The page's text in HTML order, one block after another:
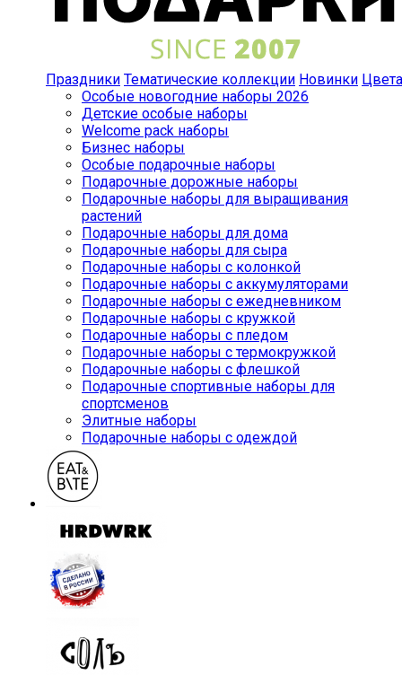
Праздники Тематические коллекции Новинки Цвета
Особые новогодние наборы 2026
Детские особые наборы
Welcome pack наборы
Бизнес наборы
Особые подарочные наборы
Подарочные дорожные наборы
Подарочные наборы для выращивания
растений
Подарочные наборы для дома
Подарочные наборы для сыра
Подарочные наборы с колонкой
Подарочные наборы с аккумуляторами
Подарочные наборы с ежедневником
Подарочные наборы с кружкой
Подарочные наборы с пледом
Подарочные наборы с термокружкой
Подарочные наборы с флешкой
Подарочные спортивные наборы для
спортсменов
Элитные наборы
Подарочные наборы с одеждой